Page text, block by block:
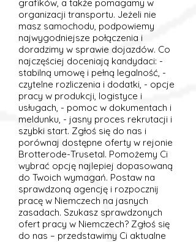
grafików, a także pomagamy w
organizacji transportu. Jeżeli nie
masz samochodu, podpowiemy
najwygodniejsze połączenia i
doradzimy w sprawie dojazdów. Co
najczęściej doceniają kandydaci: -
stabilną umowę i pełną legalność, -
czytelne rozliczenia i dodatki, - opcje
pracy w produkcji, logistyce i
usługach, - pomoc w dokumentach i
meldunku, - jasny proces rekrutacji i
szybki start. Zgłoś się do nas i
porównaj dostępne oferty w rejonie
Brotterode-Trusetal. Pomożemy Ci
wybrać opcję najlepiej dopasowaną
do Twoich wymagań. Postaw na
sprawdzoną agencję i rozpocznij
pracę w Niemczech na jasnych
zasadach. Szukasz sprawdzonych
ofert pracy w Niemczech? Zgłoś się
do nas – przedstawimy Ci aktualne